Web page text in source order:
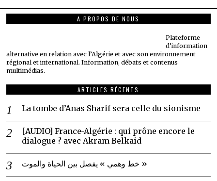
A PROPOS DE NOUS
Plateforme
d’information
alternative en relation avec l’Algérie et avec son environnement
régional et international. Information, débats et contenus
multimédias.
ARTICLES RÉCENTS
La tombe d’Anas Sharif sera celle du sionisme
[AUDIO] France-Algérie : qui prône encore le
dialogue ? avec Akram Belkaid
خط وهمي » يفصل بين الحياة والموت »